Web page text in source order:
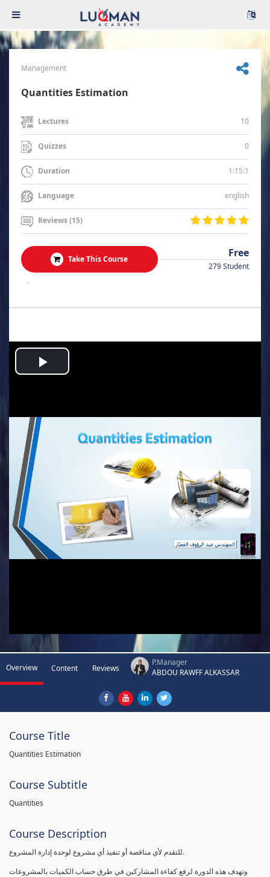
Management
Quantities Estimation
Lectures 10
Quizzes 0
Duration 1:15:1
Language english
Reviews (15)
Take This Course Free
279 Student
.
Play
Overview Content Reviews
P.Manager
ABDOU RAWFF ALKASSAR
Course Title
Quantities Estimation
Course Subtitle
Quantities
Course Description
للتقدم لأي مناقصة أو تنفيذ أي مشروع لوحدة إدارة المشروع.
وتهدف هذه الدورة لرفع كفاءة المشاركين في طرق حساب الكميات بالمشروعات